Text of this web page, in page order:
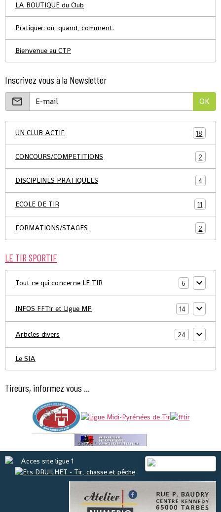
LA BOUTIQUE du Club
Pratiquer: où, quand, comment.
Bienvenue au CTP
Inscrivez vous à la Newsletter
OK
UN CLUB ACTIF 18
CONCOURS/COMPETITIONS 2
DISCIPLINES PRATIQUEES 4
ECOLE DE TIR 11
FORMATIONS/STAGES 2
LE TIR SPORTIF
Tout ce qui concerne LE TIR 6
INFOS FFTir et Ligue MP 14
Articles divers 24
Le SIA
Tireurs, informez vous ...